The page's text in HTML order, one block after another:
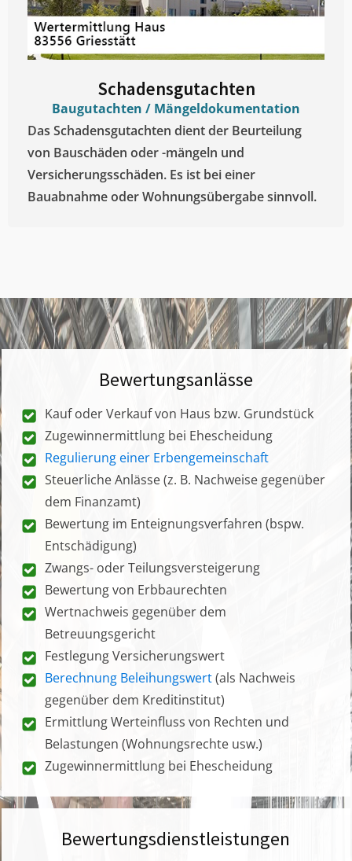
Schadensgutachten
Baugutachten / Mängeldokumentation
Das Schadensgutachten dient der Beurteilung
von Bauschäden oder -mängeln und
Versicherungsschäden. Es ist bei einer
Bauabnahme oder Wohnungsübergabe sinnvoll.
Bewertungsanlässe
Kauf oder Verkauf von Haus bzw. Grundstück
Zugewinnermittlung bei Ehescheidung
Regulierung einer Erbengemeinschaft
Steuerliche Anlässe (z. B. Nachweise gegenüber
dem Finanzamt)
Bewertung im Enteignungsverfahren (bspw.
Entschädigung)
Zwangs- oder Teilungsversteigerung
Bewertung von Erbbaurechten
Wertnachweis gegenüber dem
Betreuungsgericht
Festlegung Versicherungswert
Berechnung Beleihungswert(als Nachweis
gegenüber dem Kreditinstitut)
Ermittlung Werteinfluss von Rechten und
Belastungen (Wohnungsrechte usw.)
Zugewinnermittlung bei Ehescheidung
Bewertungsdienstleistungen